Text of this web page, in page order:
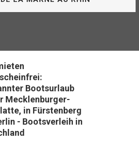
UND ELBE
vorbei an historischen Stätten und
und entdecken Sie die
NIDERVILLER IN FRANKREICH:
LA MARNE AU RHIN
Bootsurlaub
Mecklenburger-
in Fürstenberg
- Bootsverleih in